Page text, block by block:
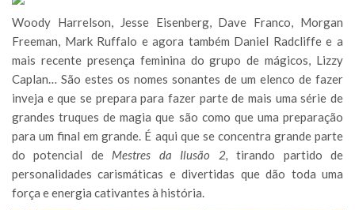
Woody Harrelson, Jesse Eisenberg, Dave Franco, Morgan
Freeman, Mark Ruffalo e agora também Daniel Radcliffe e a
mais recente presença feminina do grupo de mágicos, Lizzy
Caplan… São estes os nomes sonantes de um elenco de fazer
inveja e que se prepara para fazer parte de mais uma série de
grandes truques de magia que são como que uma preparação
para um final em grande. É aqui que se concentra grande parte
do potencial de Mestres da Ilusão 2,tirando partido de
personalidades carismáticas e divertidas que dão toda uma
força e energia cativantes à história.